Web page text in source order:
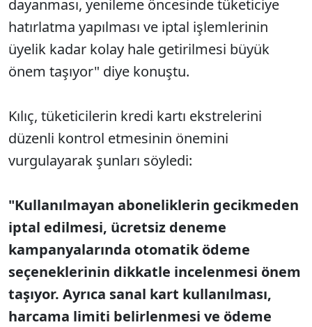
dayanması, yenileme öncesinde tüketiciye
hatırlatma yapılması ve iptal işlemlerinin
üyelik kadar kolay hale getirilmesi büyük
önem taşıyor" diye konuştu.
Kılıç, tüketicilerin kredi kartı ekstrelerini
düzenli kontrol etmesinin önemini
vurgulayarak şunları söyledi:
"Kullanılmayan aboneliklerin gecikmeden
iptal edilmesi, ücretsiz deneme
kampanyalarında otomatik ödeme
seçeneklerinin dikkatle incelenmesi önem
taşıyor. Ayrıca sanal kart kullanılması,
harcama limiti belirlenmesi ve ödeme